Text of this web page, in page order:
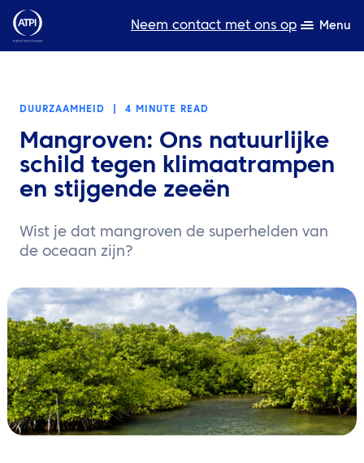
Neem contact met ons op Menu
Over ons
Producten
Duurzaamheid
Zoeken
Neem contact met ons op
NL
DUURZAAMHEID 4 MINUTE READ
Mangroven: Ons natuurlijke
schild tegen klimaatrampen
en stijgende zeeën
Wist je dat mangroven de superhelden van
de oceaan zijn?